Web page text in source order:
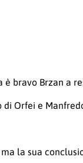
è bravo Brzan a
di Orfei e
la sua